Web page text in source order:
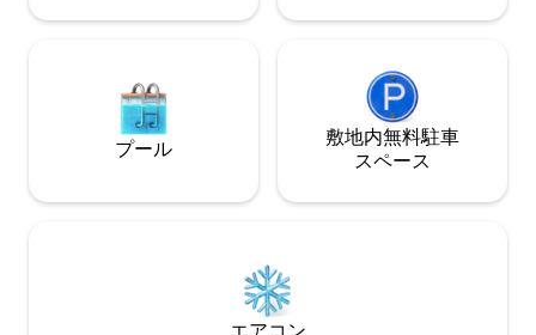
から徒歩4分です
屋や和食店も多く
です。 *電車で行ける主要エリア： 梅田
エリア（約15分）
心斎橋筋商店街）
堀エリア（約30分) いつでもお気軽にご
絡ください。皆
プール
敷地内無料駐⁠車
ス⁠ペ⁠ー⁠ス